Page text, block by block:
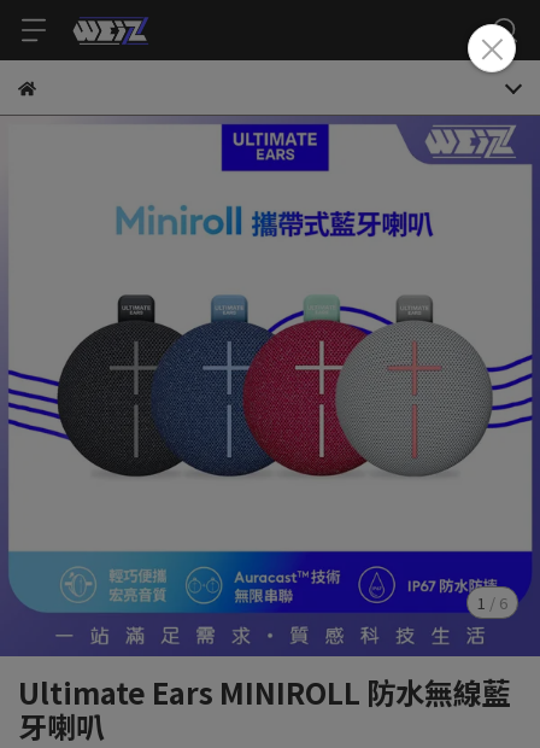
1 / 6
Ultimate Ears MINIROLL 防水無線藍
牙喇叭